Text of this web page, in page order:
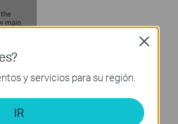
y servicios para su región.
IR
Close